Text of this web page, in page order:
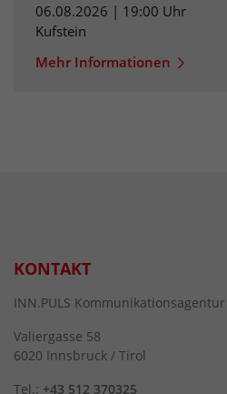
06.08.2026 | 19:00 Uhr
Kufstein
Mehr Informationen
KONTAKT
INN.PULS Kommunikationsagentur
Valiergasse 58
6020 Innsbruck / Tirol
Tel.: +43 512 370325